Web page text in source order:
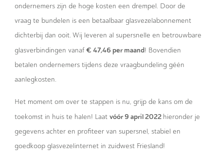
ondernemers zijn de hoge kosten een drempel. Door de
vraag te bundelen is een betaalbaar glasvezelabonnement
dichterbij dan ooit. Wij leveren al supersnelle en betrouwbare
glasverbindingen vanaf€ 47,46 per maand! Bovendien
betalen ondernemers tijdens deze vraagbundeling géén
aanlegkosten.
Het moment om over te stappen is nu, grijp de kans om de
toekomst in huis te halen! Laat vóór 9 april 2022 hieronder je
gegevens achter en profiteer van supersnel, stabiel en
goedkoop glasvezelinternet in zuidwest Friesland!